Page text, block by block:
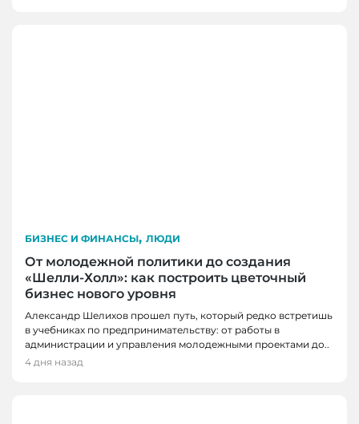
БИЗНЕС И ФИНАНСЫ, ЛЮДИ
От молодежной политики до создания
«Шелли-Холл»: как построить цветочный
бизнес нового уровня
Александр Шелихов прошел путь, который редко встретишь
в учебниках по предпринимательству: от работы в
администрации и управления молодежными проектами до..
4 дня назад